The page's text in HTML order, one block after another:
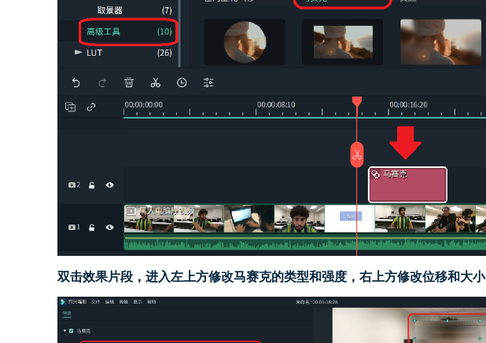
双击效果片段，进入左上方修改马赛克的类型和强度，右上方修改位移和大小